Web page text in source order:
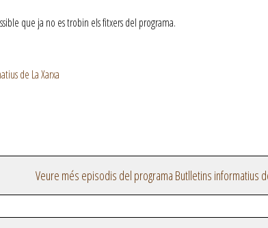
que ja no es trobin els fitxers del programa.
de La Xarxa
Veure més episodis del programa Butlletins informatius